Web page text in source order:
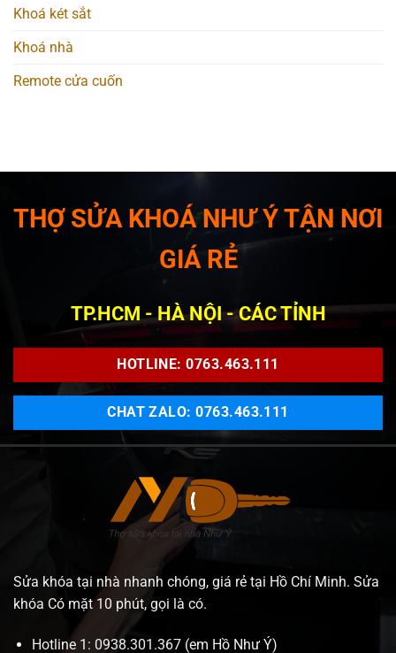
Khoá két sắt
Khoá nhà
Remote cửa cuốn
THỢ SỬA KHOÁ NHƯ Ý TẬN NƠI
GIÁ RẺ
TP.HCM - HÀ NỘI - CÁC TỈNH
HOTLINE: 0763.463.111
CHAT ZALO: 0763.463.111
Sửa khóa tại nhà nhanh chóng, giá rẻ tại Hồ Chí Minh. Sửa
khóa Có mặt 10 phút, gọi là có.
Hotline 1: 0938.301.367 (em Hồ Như Ý)